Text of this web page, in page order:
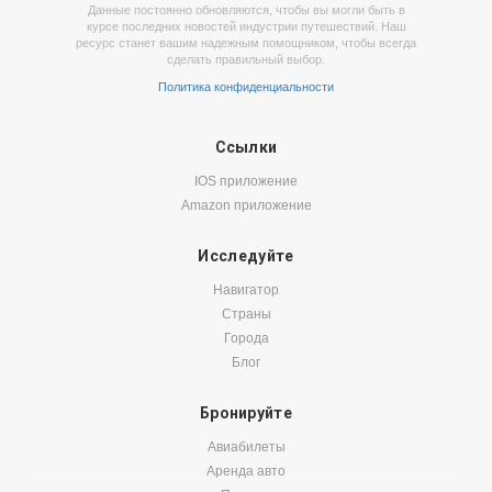
Данные постоянно обновляются, чтобы вы могли быть в
курсе последних новостей индустрии путешествий. Наш
ресурс станет вашим надежным помощником, чтобы всегда
сделать правильный выбор.
Политика конфиденциальности
Ссылки
IOS приложение
Amazon приложение
Исследуйте
Навигатор
Страны
Города
Блог
Бронируйте
Авиабилеты
Аренда авто